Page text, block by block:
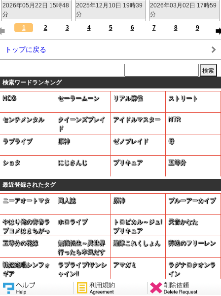
91454.zip
325枚 73.1MB
2026年05月22日 15時48
分
53476.zip
325枚 55.7MB
2025年12月10日 19時39
分
16169.zip
324枚 42MB
2026年03月02日 17時59
分
1
2 3 4 5 6 7 8 9
トップに戻る
検索ワードランキング
HCG セーラームーン リアル麻雀 ストリート
センチメンタル
クイーンズブレイ
ド
アイドルマスター NTR
ラブライブ 原神 ゼノブレイド 母
ショタ にじさんじ プリキュア 五等分
最近登録されたタグ
ニーアオートマタ 同人誌 原神 ブルーアーカイブ
やはり俺の青春ラ
ブコメはまちがっ
ている。
ホロライブ
トロピカル～ジュ!
プリキュア
天音かなた
五等分の花嫁
無職転生～異世界
行ったら本気だす
～
艦隊これくしょん 葬送のフリーレン
戦姫絶唱シンフォ
ギア
ラブライブ!サンシ
ャイン!!
アマガミ
ラグナロクオンラ
イン